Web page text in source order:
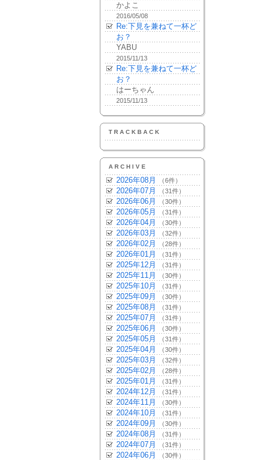
かよこ
2016/05/08
Re:下見を兼ねて一杯ど
お？
YABU
2015/11/13
Re:下見を兼ねて一杯ど
お？
はーちゃん
2015/11/13
TRACKBACK
ARCHIVE
2026年08月 （6件）
2026年07月 （31件）
2026年06月 （30件）
2026年05月 （31件）
2026年04月 （30件）
2026年03月 （32件）
2026年02月 （28件）
2026年01月 （31件）
2025年12月 （31件）
2025年11月 （30件）
2025年10月 （31件）
2025年09月 （30件）
2025年08月 （31件）
2025年07月 （31件）
2025年06月 （30件）
2025年05月 （31件）
2025年04月 （30件）
2025年03月 （32件）
2025年02月 （28件）
2025年01月 （31件）
2024年12月 （31件）
2024年11月 （30件）
2024年10月 （31件）
2024年09月 （30件）
2024年08月 （31件）
2024年07月 （31件）
2024年06月 （30件）